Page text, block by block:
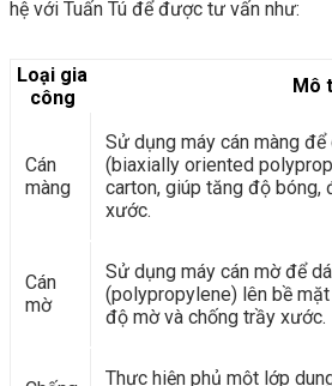
hệ với Tuấn Tú để được tư vấn như:
Loại gia
công
Mô
Cán
màng
Sử dụng máy cán màng để
(biaxially oriented
carton, giúp tăng độ bóng,
xước.
Cán
mờ
Sử dụng máy cán mờ để
(polypropylene) lên bề
độ mờ và chống trầy xước.
Thực hiện phủ một lớp